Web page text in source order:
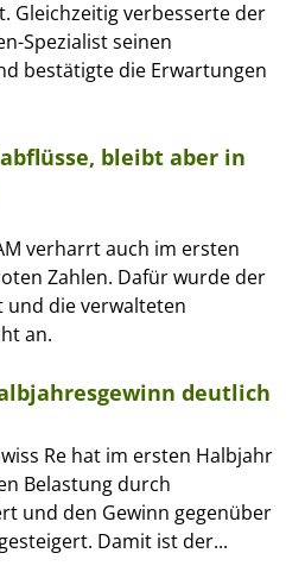
Gleichzeitig verbesserte der
Spezialist seinen
bestätigte die Erwartungen
bleibt aber in
verharrt auch im ersten
Zahlen. Dafür wurde der
die verwalteten
an.
deutlich
Re hat im ersten Halbjahr
Belastung durch
und den Gewinn gegenüber
Damit ist der...